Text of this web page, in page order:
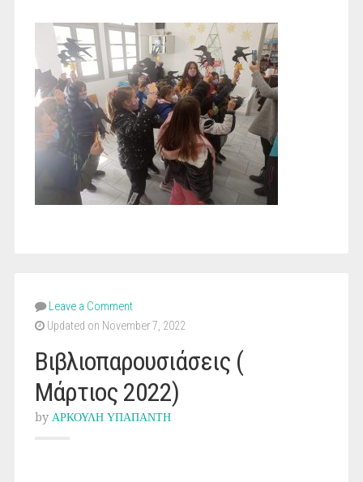
Leave a Comment
Updated on November 7, 2022
Βιβλιοπαρουσιάσεις (
Μάρτιος 2022)
by ΑΡΚΟΥΛΗ ΥΠΑΠΑΝΤΗ